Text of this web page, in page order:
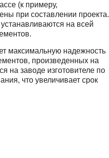
(к примеру,
при составлении проекта.
на всей
максимальную надежность
произведенных на
на заводе изготовителе по
что увеличивает срок